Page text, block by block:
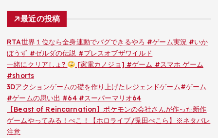
最近の投稿
RTA世界１位なら全身連動でバグできるやろ #ゲーム実況 #いか
ぼうず #ゼルダの伝説 #ブレスオブザワイルド
一緒にクリアしょ?
[家電カノジョ] #ゲーム #スマホ ゲーム
#shorts
3Dアクションゲームの礎を作り上げたレジェンドゲーム#ゲーム
#ゲームの思い出 #64 #スーパーマリオ64
【Beast of Reincarnation】ポケモンの会社さんが作った新作
ゲームやってみる！ぺこ！【ホロライブ/兎田ぺこら】※ネタバレ
注意